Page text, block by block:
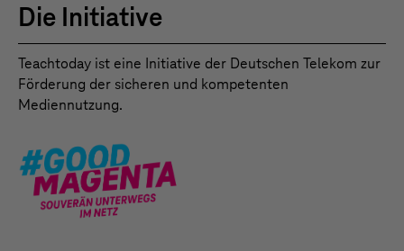
Die Initiative
Teachtoday ist eine Initiative der Deutschen Telekom zur
Förderung der sicheren und kompetenten
Mediennutzung.